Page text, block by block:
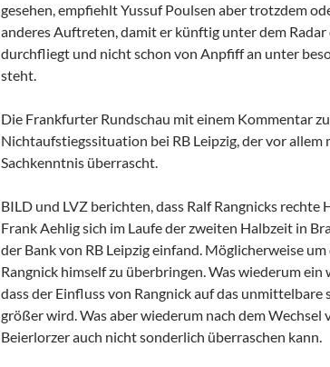
gesehen, empfiehlt Yussuf Poulsen aber trotzdem
anderes Auftreten, damit er künftig unter dem
durchfliegt und nicht schon von Anpfiff an unter
steht.
Die Frankfurter Rundschau mit einem Kommentar
Nichtaufstiegssituation bei RB Leipzig, der vor allem
Sachkenntnis überrascht.
BILD und LVZ berichten, dass Ralf Rangnicks
Frank Aehlig sich im Laufe der zweiten Halbzeit in
der Bank von RB Leipzig einfand. Möglicherweise
Rangnick himself zu überbringen. Was wiederum
dass der Einfluss von Rangnick auf das unmittelbare
größer wird. Was aber wiederum nach dem Wechsel
Beierlorzer auch nicht sonderlich überraschen kann.